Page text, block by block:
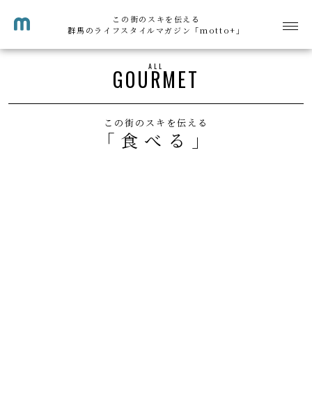
この街のスキを伝える
群馬のライフスタイルマガジン「motto+」
ALL
GOURMET
この街のスキを伝える
「食べる」